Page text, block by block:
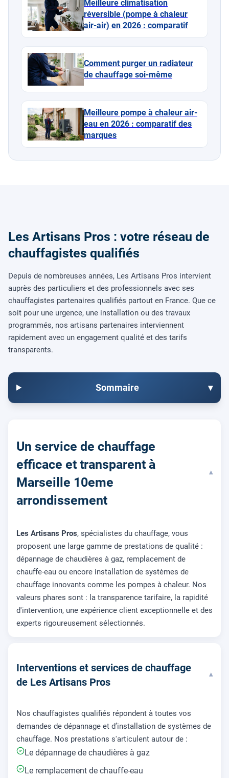
Meilleure climatisation
réversible (pompe à chaleur
air-air) en 2026 : comparatif
Comment purger un radiateur
de chauffage soi-même
Meilleure pompe à chaleur air-
eau en 2026 : comparatif des
marques
Les Artisans Pros : votre réseau de
chauffagistes qualifiés
Depuis de nombreuses années, Les Artisans Pros intervient
auprès des particuliers et des professionnels avec ses
chauffagistes partenaires qualifiés partout en France. Que ce
soit pour une urgence, une installation ou des travaux
programmés, nos artisans partenaires interviennent
rapidement avec un engagement qualité et des tarifs
transparents.
Sommaire ▾
Un service de chauffage
efficace et transparent à
Marseille 10eme
arrondissement
▾
Les Artisans Pros, spécialistes du chauffage, vous
proposent une large gamme de prestations de qualité :
dépannage de chaudières à gaz, remplacement de
chauffe-eau ou encore installation de systèmes de
chauffage innovants comme les pompes à chaleur. Nos
valeurs phares sont : la transparence tarifaire, la rapidité
d'intervention, une expérience client exceptionnelle et des
experts rigoureusement sélectionnés.
Interventions et services de chauffage
de Les Artisans Pros
▾
Nos chauffagistes qualifiés répondent à toutes vos
demandes de dépannage et d’installation de systèmes de
chauffage. Nos prestations s'articulent autour de :
Le dépannage de chaudières à gaz
Le remplacement de chauffe-eau